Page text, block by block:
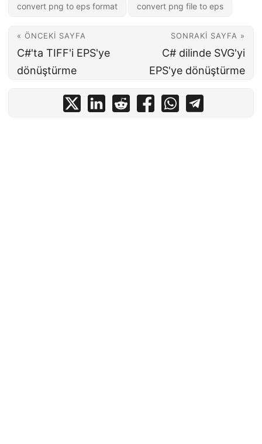
convert png to eps format convert png file to eps
« ÖNCEKI SAYFA
C#'ta TIFF'i EPS'ye
dönüştürme
SONRAKI SAYFA »
C# dilinde SVG'yi
EPS'ye dönüştürme